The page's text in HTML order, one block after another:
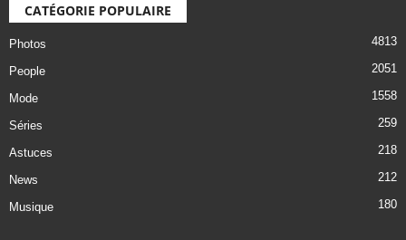
CATÉGORIE POPULAIRE
Photos 4813
People 2051
Mode 1558
Séries 259
Astuces 218
News 212
Musique 180